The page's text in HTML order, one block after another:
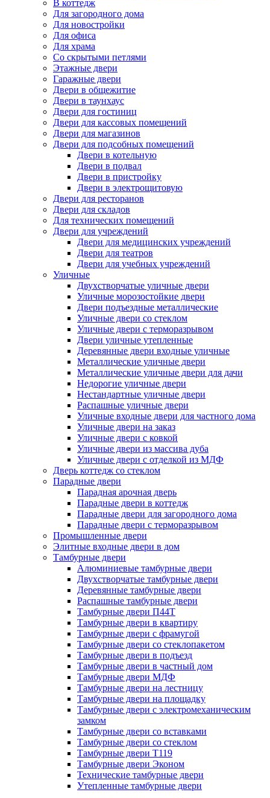
В коттедж
Для загородного дома
Для новостройки
Для офиса
Для храма
Со скрытыми петлями
Этажные двери
Гаражные двери
Двери в общежитие
Двери в таунхаус
Двери для гостиниц
Двери для кассовых помещений
Двери для магазинов
Двери для подсобных помещений
Двери в котельную
Двери в подвал
Двери в пристройку
Двери в электрощитовую
Двери для ресторанов
Двери для складов
Для технических помещений
Двери для учреждений
Двери для медицинских учреждений
Двери для театров
Двери для учебных учреждений
Уличные
Двухстворчатые уличные двери
Уличные морозостойкие двери
Двери подъездные металлические
Уличные двери со стеклом
Уличные двери с терморазрывом
Двери уличные утепленные
Деревянные двери входные уличные
Металлические уличные двери
Металлические уличные двери для дачи
Недорогие уличные двери
Нестандартные уличные двери
Распашные уличные двери
Уличные входные двери для частного дома
Уличные двери на заказ
Уличные двери с ковкой
Уличные двери из массива дуба
Уличные двери с отделкой из МДФ
Дверь коттедж со стеклом
Парадные двери
Парадная арочная дверь
Парадные двери в коттедж
Парадные двери для загородного дома
Парадные двери с терморазрывом
Промышленные двери
Элитные входные двери в дом
Тамбурные двери
Алюминиевые тамбурные двери
Двухстворчатые тамбурные двери
Деревянные тамбурные двери
Распашные тамбурные двери
Тамбурные двери П44Т
Тамбурные двери в квартиру
Тамбурные двери с фрамугой
Тамбурные двери со стеклопакетом
Тамбурные двери в подъезд
Тамбурные двери в частный дом
Тамбурные двери МДФ
Тамбурные двери на лестницу
Тамбурные двери на площадку
Тамбурные двери с электромеханическим
замком
Тамбурные двери со вставками
Тамбурные двери со стеклом
Тамбурные двери Т119
Тамбурные двери Эконом
Технические тамбурные двери
Утепленные тамбурные двери